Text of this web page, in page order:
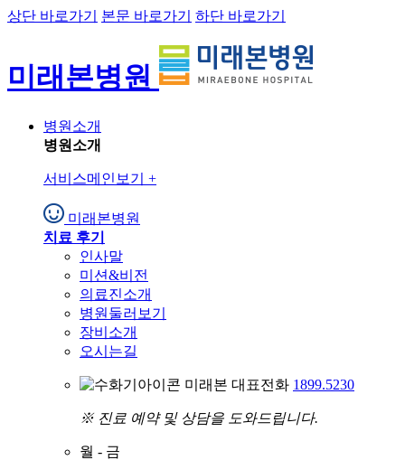
상단 바로가기 본문 바로가기 하단 바로가기
미래본병원
병원소개
병원소개
서비스메인보기 +
미래본병원
치료 후기
인사말
미션&비전
의료진소개
병원둘러보기
장비소개
오시는길
미래본 대표전화 1899.5230
※ 진료 예약 및 상담을 도와드립니다.
월 - 금